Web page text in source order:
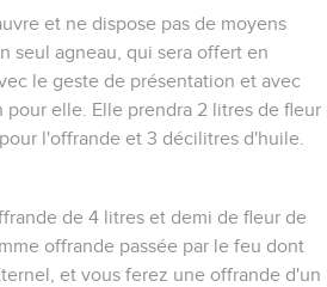
et ne dispose pas de moyens
seul agneau, qui sera offert en
le geste de présentation et avec
pour elle. Elle prendra 2 litres de fleur
l'offrande et 3 décilitres d'huile.
de 4 litres et demi de fleur de
offrande passée par le feu dont
et vous ferez une offrande d'un